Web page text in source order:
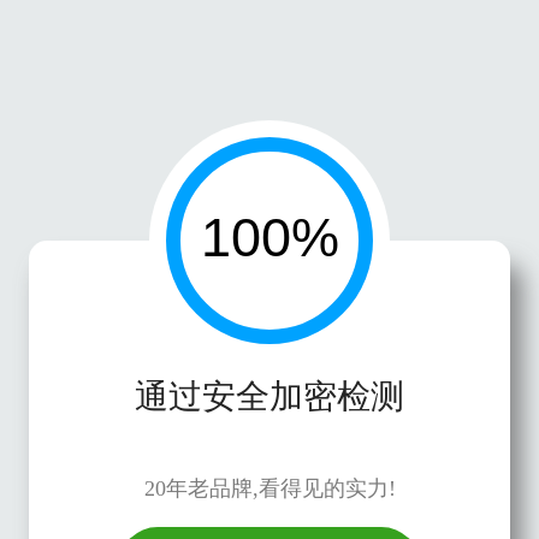
通过安全加密检测
20年老品牌,看得见的实力!